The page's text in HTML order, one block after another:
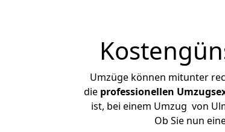
Umzüge können mitunter
die professionellen
ist, bei einem Umzug von
Ob Sie nun